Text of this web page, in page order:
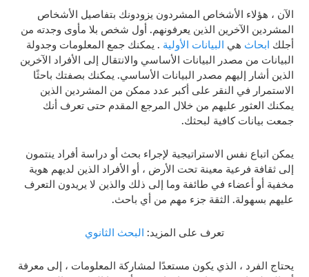
الآن ، هؤلاء الأشخاص المشردون يزودونك بتفاصيل الأشخاص
المشردين الآخرين الذين يعرفونهم. أول شخص بلا مأوى وجدته من
أجلك ابحاث هي البيانات الأولية . يمكنك جمع المعلومات وجدولة
البيانات من مصدر البيانات الأساسي والانتقال إلى الأفراد الآخرين
الذين أشار إليهم مصدر البيانات الأساسي. يمكنك بصفتك باحثًا
الاستمرار في النقر على أكبر عدد ممكن من المشردين الذين
يمكنك العثور عليهم من خلال المرجع المقدم حتى تعرف أنك
جمعت بيانات كافية لبحثك.
يمكن اتباع نفس الاستراتيجية لإجراء بحث أو دراسة أفراد ينتمون
إلى ثقافة فرعية معينة تحت الأرض ، أو الأفراد الذين لديهم هوية
مخفية أو أعضاء في طائفة وما إلى ذلك والذين لا يريدون التعرف
عليهم بسهولة. الثقة جزء مهم من أي باحث.
تعرف على المزيد: البحث الثانوي
يحتاج الفرد ، الذي يكون مستعدًا لمشاركة المعلومات ، إلى معرفة